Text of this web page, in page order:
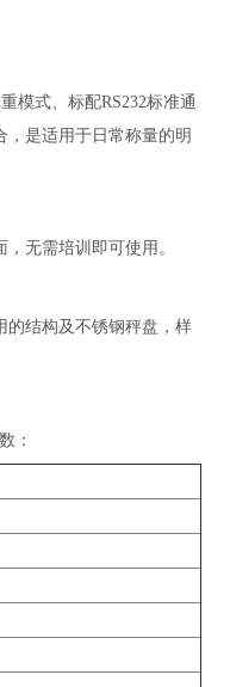
式、标配RS232标准通
，是适用于日常称量的明
无需培训即可使用。
结构及不锈钢秤盘，样
：